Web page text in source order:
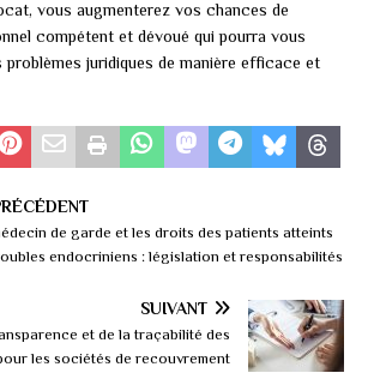
vous augmenterez vos chances de
compétent et dévoué qui pourra vous
problèmes juridiques de manière efficace et
de garde et les droits des patients atteints
endocriniens : législation et responsabilités
SUIVANT
et de la traçabilité des
les sociétés de recouvrement